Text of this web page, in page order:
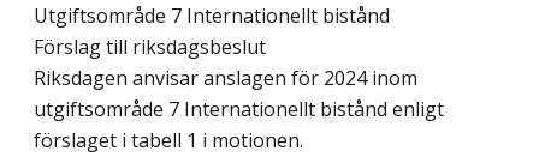
Utgiftsområde 7 Internationellt bistånd
Förslag till riksdagsbeslut
Riksdagen anvisar anslagen för 2024 inom
utgiftsområde 7 Internationellt bistånd enligt
förslaget i tabell 1 i motionen.